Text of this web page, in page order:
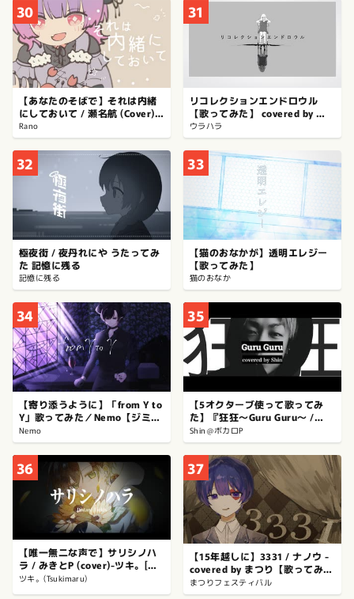
30
【あなたのそばで】それは内緒
にしておいて / 瀬名航 (Cover)
│ Rano【歌ってみた】
Rano
31
リコレクションエンドロウル
【歌ってみた】 covered by ウ
ラハラ
ウラハラ
32
極夜街 / 夜丹れにや うたってみ
た 記憶に残る
記憶に残る
33
【猫のおなかが】透明エレジー
【歌ってみた】
猫のおなか
34
【寄り添うように】「from Y to
Y」歌ってみた／Nemo【ジミー
サムP】
Nemo
35
【5オクターブ使って歌ってみ
た】『狂狂〜Guru Guru〜 /
TAiYAKi』 covered by Shin
【歌コレ2026TOP100】
Shin＠ボカロP
36
【唯一無二な声で】サリシノハ
ラ / みきとP (cover)-ツキ。[オ
リジナルMV]
ツキ。(Tsukimaru)
37
【15年越しに】3331 / ナノウ -
covered by まつり【歌ってみ
た】
まつりフェスティバル